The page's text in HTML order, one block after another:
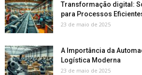
Transformação digital:
para Processos
23 de maio de 2025
A Importância da
Logística Moderna
23 de maio de 2025